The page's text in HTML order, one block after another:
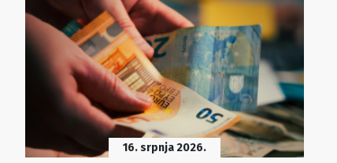
16. srpnja 2026.